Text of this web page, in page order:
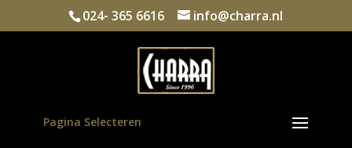
024- 365 6616 info@charra.nl
Pagina Selecteren